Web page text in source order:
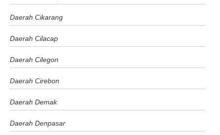
Daerah Cikarang
Daerah Cilacap
Daerah Cilegon
Daerah Cirebon
Daerah Demak
Daerah Denpasar